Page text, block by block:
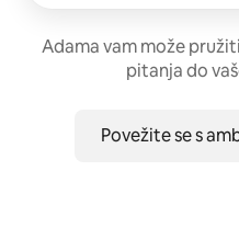
Adama vam može
pitanja do
Povežite se s